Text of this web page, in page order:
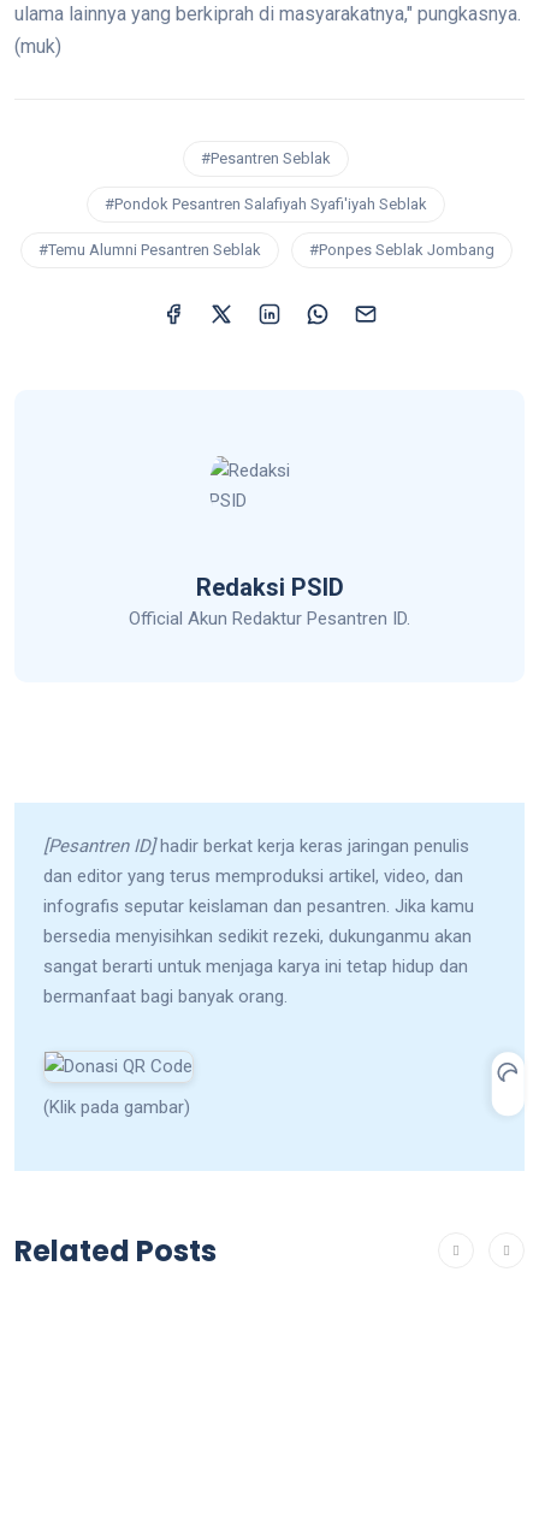
ulama lainnya yang berkiprah di masyarakatnya," pungkasnya.
(muk)
#Pesantren Seblak
#Pondok Pesantren Salafiyah Syafi'iyah Seblak
#Temu Alumni Pesantren Seblak #Ponpes Seblak Jombang
Redaksi PSID
Official Akun Redaktur Pesantren ID.
[Pesantren ID]hadir berkat kerja keras jaringan penulis
dan editor yang terus memproduksi artikel, video, dan
infografis seputar keislaman dan pesantren. Jika kamu
bersedia menyisihkan sedikit rezeki, dukunganmu akan
sangat berarti untuk menjaga karya ini tetap hidup dan
bermanfaat bagi banyak orang.
(Klik pada gambar)
Related Posts